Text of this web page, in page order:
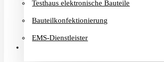
Testhaus elektronische Bauteile
Bauteilkonfektionierung
EMS-Dienstleister